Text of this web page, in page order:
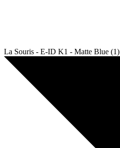
La Souris - E-ID K1 - Matte Blue (1)